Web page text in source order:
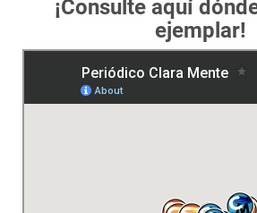
¡Consulte aquí
ejemplar!